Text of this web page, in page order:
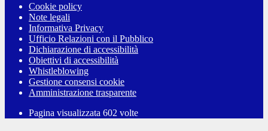
Cookie policy
Note legali
Informativa Privacy
Ufficio Relazioni con il Pubblico
Dichiarazione di accessibilità
Obiettivi di accessibilità
Whistleblowing
Gestione consensi cookie
Amministrazione trasparente
Pagina visualizzata 602 volte